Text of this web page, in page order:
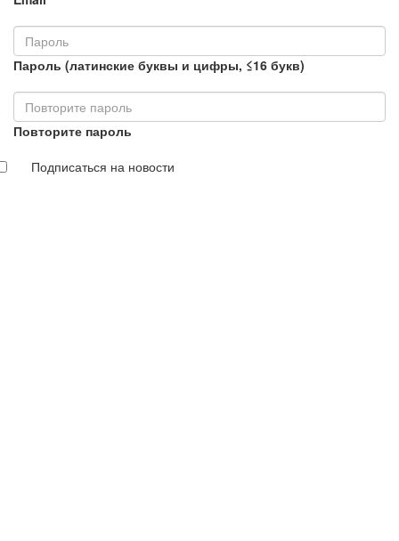
Пароль (латинские буквы и цифры, ≤16 букв)
Повторите пароль
Подписаться на новости